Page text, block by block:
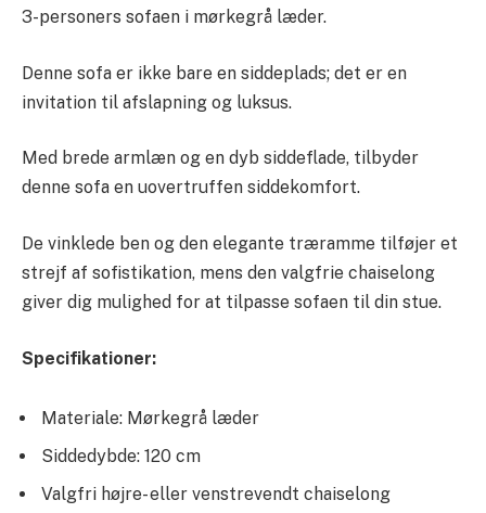
3-personers sofaen i mørkegrå læder.
Denne sofa er ikke bare en siddeplads; det er en
invitation til afslapning og luksus.
Med brede armlæn og en dyb siddeflade, tilbyder
denne sofa en uovertruffen siddekomfort.
De vinklede ben og den elegante træramme tilføjer et
strejf af sofistikation, mens den valgfrie chaiselong
giver dig mulighed for at tilpasse sofaen til din stue.
Specifikationer:
Materiale: Mørkegrå læder
Siddedybde: 120 cm
Valgfri højre- eller venstrevendt chaiselong